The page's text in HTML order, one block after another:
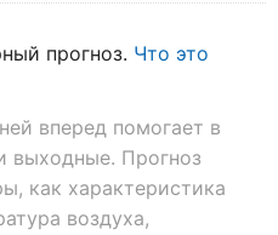
прогноз. Что это
вперед помогает в
выходные. Прогноз
как характеристика
воздуха,